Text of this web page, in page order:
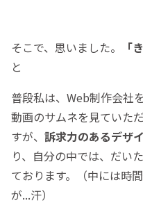
そこで、思いました。
「
と
普段私は、Web制作会社
動画のサムネを見ていた
すが、 訴求力のあるデザ
り、自分の中では、だい
ております。（中には時
が...汗）